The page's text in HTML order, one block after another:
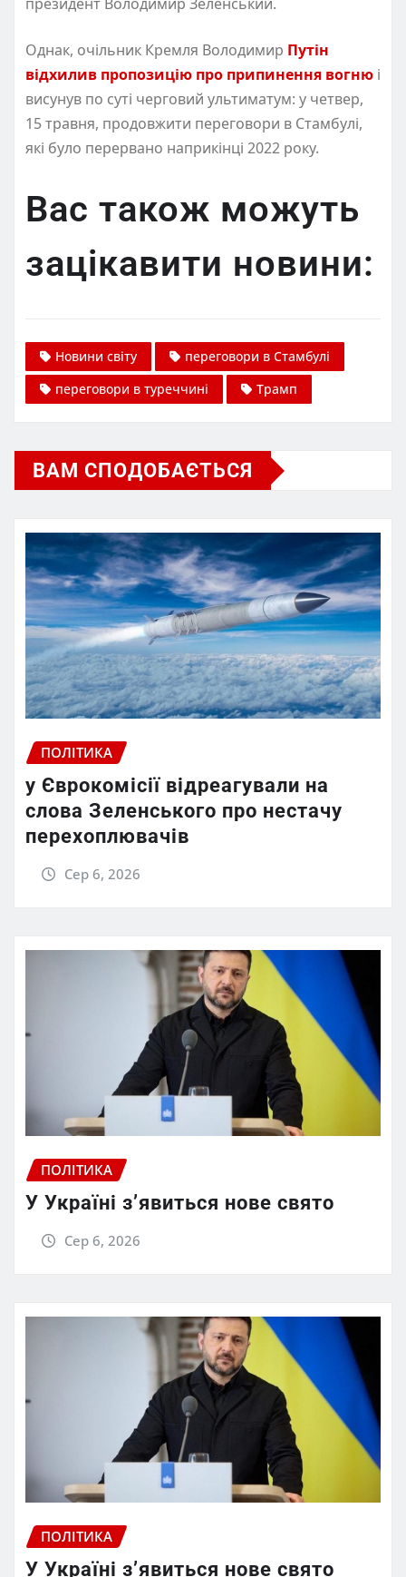
Однак, очільник Кремля Володимир Путін
відхилив пропозицію про припинення вогню і
висунув по суті черговий ультиматум: у четвер,
15 травня, продовжити переговори в Стамбулі,
які було перервано наприкінці 2022 року.
Вас також можуть
зацікавити новини:
Новини світу
переговори в Стамбулі
переговори в туреччині
Трамп
ВАМ СПОДОБАЄТЬСЯ
ПОЛІТИКА
у Єврокомісії відреагували на
слова Зеленського про нестачу
перехоплювачів
Сер 6, 2026
ПОЛІТИКА
У Україні з’явиться нове свято
Сер 6, 2026
ПОЛІТИКА
У Україні з’явиться нове свято